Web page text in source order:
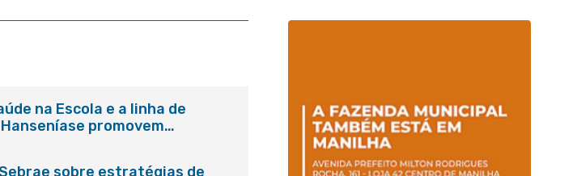
na Escola e a linha de
promovem
sobre estratégias de